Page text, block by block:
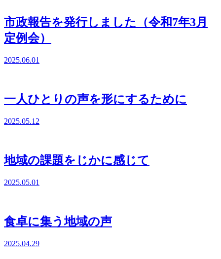
市政報告を発行しました（令和7年3月
定例会）
2025.06.01
一人ひとりの声を形にするために
2025.05.12
地域の課題をじかに感じて
2025.05.01
食卓に集う地域の声
2025.04.29